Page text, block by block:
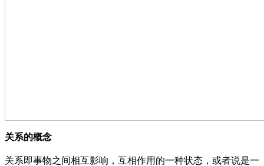
关系的概念
关系即事物之间相互影响，互相作用的一种状态，或者说是一